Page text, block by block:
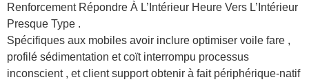
Renforcement Répondre À L’Intérieur Heure Vers L’Intérieur
Presque Type .
Spécifiques aux mobiles avoir inclure optimiser voile fare ,
profilé sédimentation et coït interrompu processus
inconscient , et client support obtenir à fait périphérique-natif